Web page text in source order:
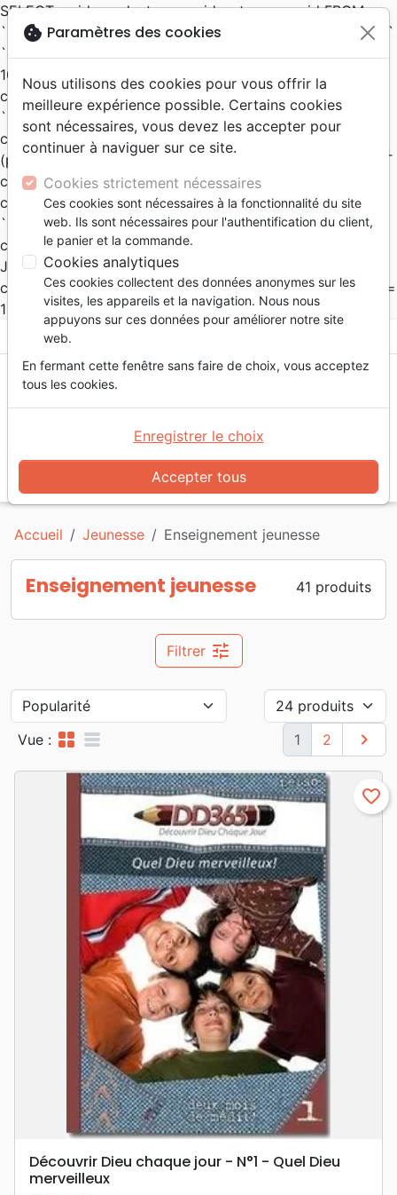
SELECT ps.id_product as p, c.id_category as id FROM
`ps_product_shop` ps INNER JOIN `ps_category_product`
`cp` ON cp.id_product = ps.id_product and ps.id_shop =
10 INNER JOIN `ps_category` `c` ON cp.id_category =
c.id_category and c.active = 1 INNER JOIN
`ps_category_shop` `cs` ON cp.id_category =
cs.id_category and ps.id_shop = cs.id_shop WHERE
(ps.active = 1 and ps.visibility IN ('both', 'search')) SELECT
c.id_category as id, c.level_depth, c.id_parent, cl.name,
cl.link_rewrite FROM `ps_category` c INNER JOIN
`ps_category_shop` `cs` ON cs.id_category =
c.id_category and c.active = 1 and cs.id_shop = 10 INNER
JOIN `ps_category_lang` `cl` ON cs.id_category =
cl.id_category and cs.id_shop = cl.id_shop and cl.id_lang =
1 ORDER BY cs.position
Accueil Jeunesse Enseignement jeunesse
Enseignement jeunesse 41 produits
Filtrer tune
Vue : grid_view table_rows 1 2 chevron_right
favorite_border
Découvrir Dieu chaque jour - N°1 - Quel Dieu
merveilleux
cookie Paramètres des cookies
Nous utilisons des cookies pour vous offrir la
meilleure expérience possible. Certains cookies
sont nécessaires, vous devez les accepter pour
continuer à naviguer sur ce site.
Cookies strictement nécessaires
Ces cookies sont nécessaires à la fonctionnalité du site
web. Ils sont nécessaires pour l'authentification du client,
le panier et la commande.
Cookies analytiques
Ces cookies collectent des données anonymes sur les
visites, les appareils et la navigation. Nous nous
appuyons sur ces données pour améliorer notre site
web.
En fermant cette fenêtre sans faire de choix, vous acceptez
tous les cookies.
Accepter tous
Enregistrer le choix